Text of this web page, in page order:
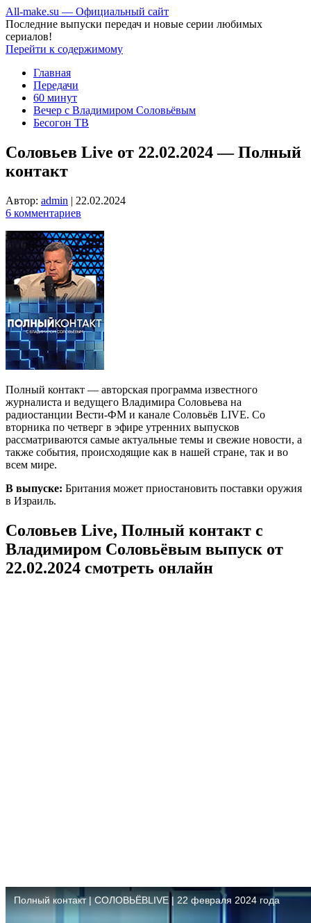
All-make.su — Официальный сайт
Последние выпуски передач и новые серии любимых
сериалов!
Перейти к содержимому
Главная
Передачи
60 минут
Вечер с Владимиром Соловьёвым
Бесогон ТВ
Соловьев Live от 22.02.2024 — Полный
контакт
Автор: admin | 22.02.2024
6 комментариев
Полный контакт — авторская программа известного
журналиста и ведущего Владимира Соловьева на
радиостанции Вести-ФМ и канале Соловьёв LIVE. Со
вторника по четверг в эфире утренних выпусков
рассматриваются самые актуальные темы и свежие новости, а
также события, происходящие как в нашей стране, так и во
всем мире.
В выпуске: Британия может приостановить поставки оружия
в Израиль.
Соловьев Live, Полный контакт с
Владимиром Соловьёвым выпуск от
22.02.2024 смотреть онлайн